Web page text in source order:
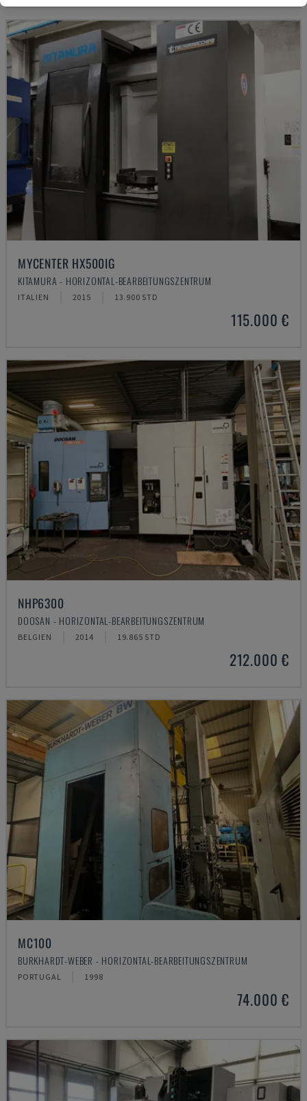
MYCENTER HX500IG
KITAMURA - HORIZONTAL-BEARBEITUNGSZENTRUM
ITALIEN 2015 13.900 STD
115.000 €
NHP6300
DOOSAN - HORIZONTAL-BEARBEITUNGSZENTRUM
BELGIEN 2014 19.865 STD
212.000 €
MC100
BURKHARDT-WEBER - HORIZONTAL-BEARBEITUNGSZENTRUM
PORTUGAL 1998
74.000 €